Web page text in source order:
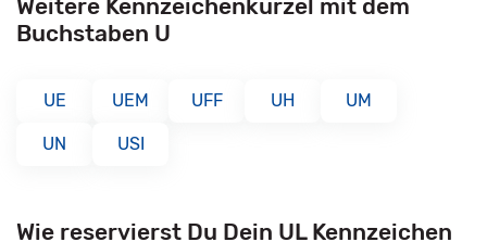
Weitere Kennzeichenkürzel mit dem
Buchstaben U
UE UEM UFF UH UM
UN USI
Wie reservierst Du Dein UL Kennzeichen